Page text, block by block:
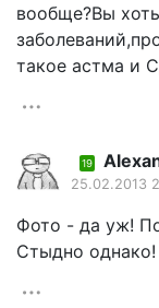
вообще?Вы
такое астма и
19
25.02.2013
Фото - да уж!
Стыдно